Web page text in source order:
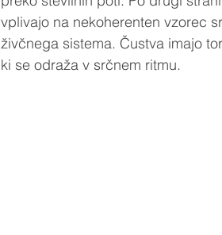
vplivajo na nekoherenten vzorec
živčnega sistema. Čustva imajo
ki se odraža v srčnem ritmu.